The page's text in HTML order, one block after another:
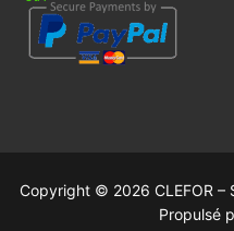
Copyright © 2026 CLEFOR –
Propulsé